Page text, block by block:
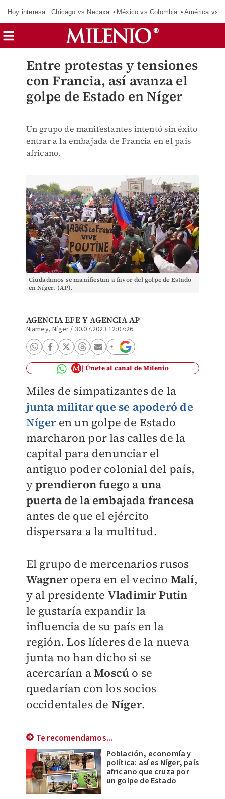
Hoy interesa: Chicago vs Necaxa México vs Colombia América vs
Entre protestas y tensiones
con Francia, así avanza el
golpe de Estado en Níger
Un grupo de manifestantes intentó sin éxito
entrar a la embajada de Francia en el país
africano.
Ciudadanos se manifiestan a favor del golpe de Estado
en Níger. (AP).
AGENCIA EFEYAGENCIA AP
Niamey, Níger/ 30.07.2023 12:07:26
Únete al canal de Milenio
Miles de simpatizantes de la
junta militar que se apoderó de
Nígeren un golpe de Estado
marcharon por las calles de la
capital para denunciar el
antiguo poder colonial del país,
yprendieron fuego a una
puerta de la embajada francesa
antes de que el ejército
dispersara a la multitud.
El grupo de mercenarios rusos
Wagneropera en el vecino Malí,
y al presidente Vladimir Putin
le gustaría expandir la
influencia de su país en la
región. Los líderes de la nueva
junta no han dicho si se
acercarían aMoscú o se
quedarían con los socios
occidentales de Níger.
Te recomendamos...
Población, economía y
política: así es Níger, país
africano que cruza por
un golpe de Estado